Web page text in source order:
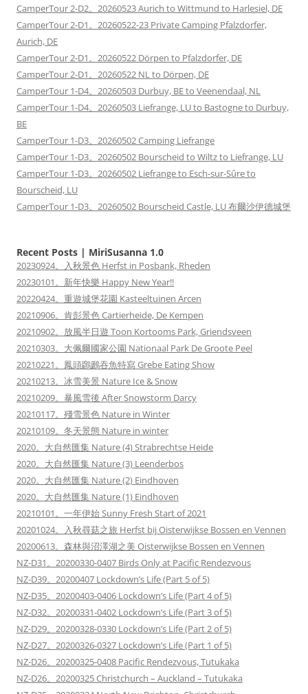
CamperTour 2-D2。20260523 Aurich to Wittmund to Harlesiel, DE
CamperTour 2-D1。20260522-23 Private Camping Pfalzdorfer,
Aurich, DE
CamperTour 2-D1。20260522 Dörpen to Pfalzdorfer, DE
CamperTour 2-D1。20260522 NL to Dörpen, DE
CamperTour 1-D4。20260503 Durbuy, BE to Veenendaal, NL
CamperTour 1-D4。20260503 Liefrange, LU to Bastogne to Durbuy,
BE
CamperTour 1-D3。20260502 Camping Liefrange
CamperTour 1-D3。20260502 Bourscheid to Wiltz to Liefrange, LU
CamperTour 1-D3。20260502 Liefrange to Esch-sur-Sûre to
Bourscheid, LU
CamperTour 1-D3。20260502 Bourscheid Castle, LU 布爾沙伊德城堡
Recent Posts | MiriSusanna 1.0
20230924。入秋景色 Herfst in Posbank, Rheden
20230101。新年快樂 Happy New Year!!
20220424。重遊城堡花園 Kasteeltuinen Arcen
20210906。肯彭景色 Cartierheide, De Kempen
20210902。放風半日遊 Toon Kortooms Park, Griendsveen
20210303。大佩爾國家公園 Nationaal Park De Groote Peel
20210221。鳳頭鸊鷉吞魚特寫 Grebe Eating Show
20210213。冰雪美景 Nature Ice & Snow
20210209。暴風雪後 After Snowstorm Darcy
20210117。殘雪景色 Nature in Winter
20210109。冬天景態 Nature in winter
2020。大自然匯集 Nature (4) Strabrechtse Heide
2020。大自然匯集 Nature (3) Leenderbos
2020。大自然匯集 Nature (2) Eindhoven
2020。大自然匯集 Nature (1) Eindhoven
20210101。一年伊始 Sunny Fresh Start of 2021
20201024。入秋尋菇之旅 Herfst bij Oisterwijkse Bossen en Vennen
20200613。森林與沼澤湖之美 Oisterwijkse Bossen en Vennen
NZ-D31。20200330-0407 Birds Only at Pacific Rendezvous
NZ-D39。20200407 Lockdown’s Life (Part 5 of 5)
NZ-D35。20200403-0406 Lockdown’s Life (Part 4 of 5)
NZ-D32。20200331-0402 Lockdown’s Life (Part 3 of 5)
NZ-D29。20200328-0330 Lockdown’s Life (Part 2 of 5)
NZ-D27。20200326-0327 Lockdown’s Life (Part 1 of 5)
NZ-D26。20200325-0408 Pacific Rendezvous, Tutukaka
NZ-D26。20200325 Christchurch – Auckland – Tutukaka